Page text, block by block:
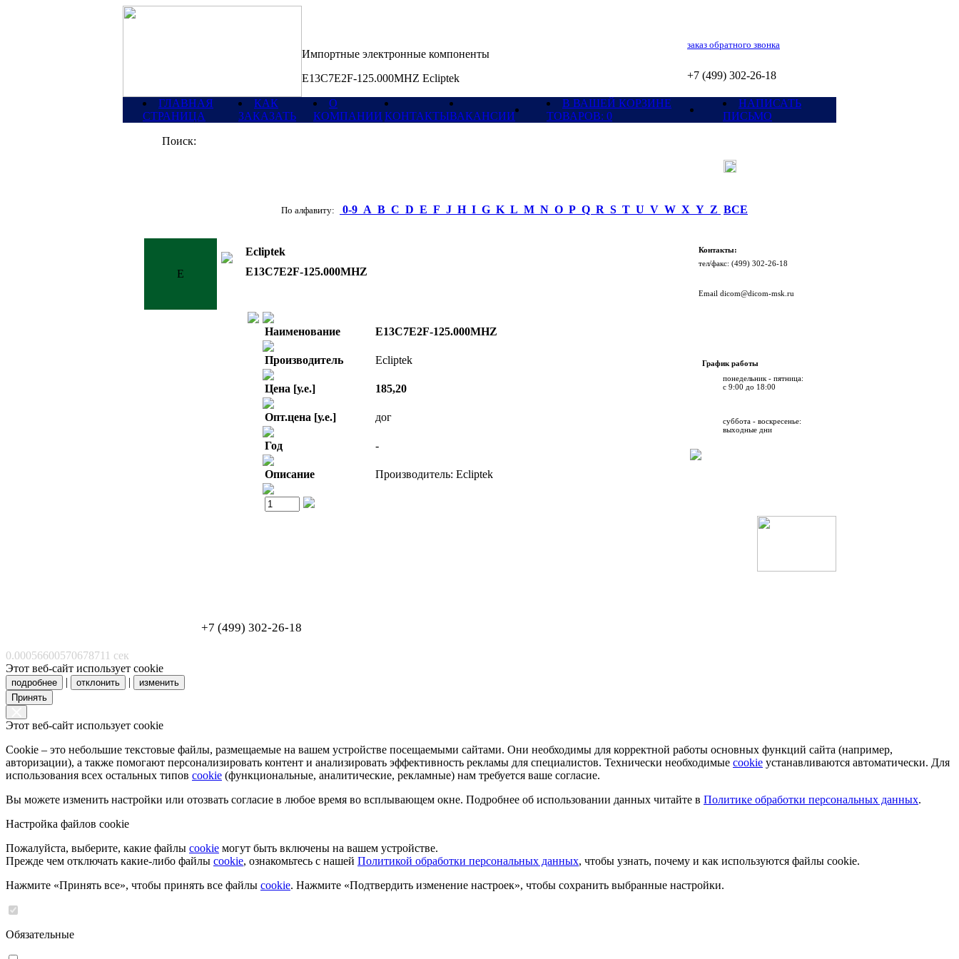
Импортные электронные компоненты
E13C7E2F-125.000MHZ Ecliptek
заказ обратного звонка
+7 (499) 302-26-18
ГЛАВНАЯ
СТРАНИЦА
КАК
ЗАКАЗАТЬ
О
КОМПАНИИ КОНТАКТЫВАКАНСИИ
В ВАШЕЙ КОРЗИНЕ
ТОВАРОВ: 0
НАПИСАТЬ
ПИСЬМО
Поиск:
По алфавиту: 0-9 A B C D E F J H I G K L M N O P Q R S T U V W X Y Z ВСЕ
E
Ecliptek
E13C7E2F-125.000MHZ
Наименование E13C7E2F-125.000MHZ
Производитель Ecliptek
Цена [у.е.] 185,20
Опт.цена [у.е.] дог
Год -
Описание Производитель: Ecliptek
Контакты:
тел/факc: (499) 302-26-18
Email dicom@dicom-msk.ru
График работы
понедельник - пятница:
с 9:00 до 18:00
суббота - воскресенье:
выходные дни
+7 (499) 302-26-18
0.00056600570678711 сек
Этот веб-сайт использует cookie
подробнее | отклонить |
изменить
Принять
Этот веб-сайт использует cookie
Cookie – это небольшие текстовые файлы, размещаемые на вашем устройстве посещаемыми сайтами. Они необходимы для корректной работы основных функций сайта (например,
авторизации), а также помогают персонализировать контент и анализировать эффективность рекламы для специалистов. Технически необходимые cookie устанавливаются автоматически. Для
использования всех остальных типов cookie (функциональные, аналитические, рекламные) нам требуется ваше согласие.
Вы можете изменить настройки или отозвать согласие в любое время во всплывающем окне. Подробнее об использовании данных читайте в Политике обработки персональных данных.
Настройка файлов cookie
Пожалуйста, выберите, какие файлы cookie могут быть включены на вашем устройстве.
Прежде чем отключать какие-либо файлы cookie, ознакомьтесь с нашей Политикой обработки персональных данных, чтобы узнать, почему и как используются файлы cookie.
Нажмите «Принять все», чтобы принять все файлы cookie. Нажмите «Подтвердить изменение настроек», чтобы сохранить выбранные настройки.
Обязательные